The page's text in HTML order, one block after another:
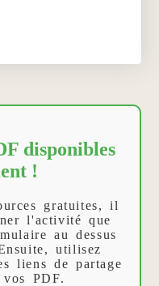
disponibles
!
gratuites, il
l'activité que
au dessus
utilisez
liens de partage
PDF.